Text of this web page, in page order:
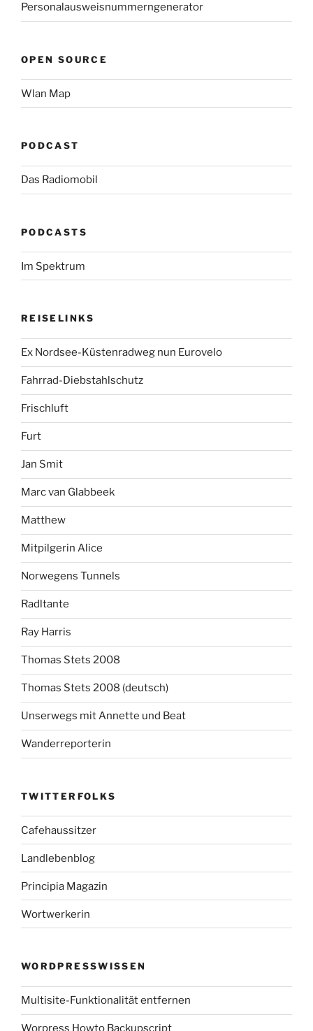
Personalausweisnummerngenerator
OPEN SOURCE
Wlan Map
PODCAST
Das Radiomobil
PODCASTS
Im Spektrum
REISELINKS
Ex Nordsee-Küstenradweg nun Eurovelo
Fahrrad-Diebstahlschutz
Frischluft
Furt
Jan Smit
Marc van Glabbeek
Matthew
Mitpilgerin Alice
Norwegens Tunnels
Radltante
Ray Harris
Thomas Stets 2008
Thomas Stets 2008 (deutsch)
Unserwegs mit Annette und Beat
Wanderreporterin
TWITTERFOLKS
Cafehaussitzer
Landlebenblog
Principia Magazin
Wortwerkerin
WORDPRESSWISSEN
Multisite-Funktionalität entfernen
Worpress Howto Backupscript